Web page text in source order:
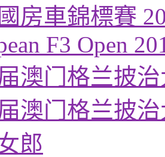
房車錦標賽
F3 Open
澳门格兰披
澳门格兰披
郎